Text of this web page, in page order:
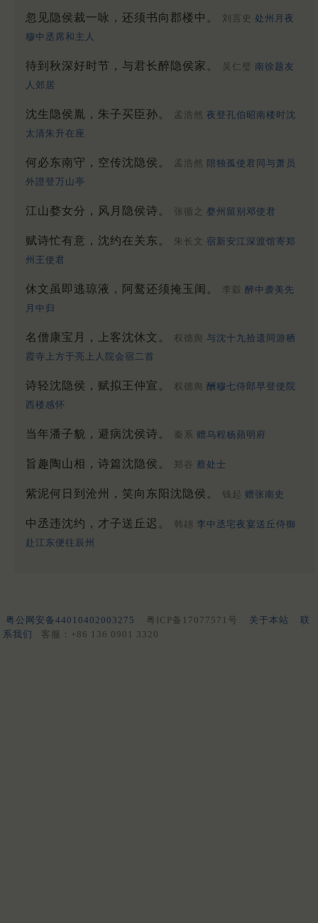
忽见隐侯裁一咏，还须书向郡楼中。 刘言史 处州月夜
穆中丞席和主人
待到秋深好时节，与君长醉隐侯家。 吴仁璧 南徐题友
人郊居
沈生隐侯胤，朱子买臣孙。 孟浩然 夜登孔伯昭南楼时沈
太清朱升在座
何必东南守，空传沈隐侯。 孟浩然 陪独孤使君同与萧员
外證登万山亭
江山婺女分，风月隐侯诗。 张循之 婺州留别邓使君
赋诗忙有意，沈约在关东。 朱长文 宿新安江深渡馆寄郑
州王使君
休文虽即逃琼液，阿鹜还须掩玉闺。 李縠 醉中袭美先
月中归
名僧康宝月，上客沈休文。 权德舆 与沈十九拾遗同游栖
霞寺上方于亮上人院会宿二首
诗轻沈隐侯，赋拟王仲宣。 权德舆 酬穆七侍郎早登使院
西楼感怀
当年潘子貌，避病沈侯诗。 秦系 赠乌程杨蘋明府
旨趣陶山相，诗篇沈隐侯。 郑谷 蔡处士
紫泥何日到沧州，笑向东阳沈隐侯。 钱起 赠张南史
中丞违沈约，才子送丘迟。 韩翃 李中丞宅夜宴送丘侍御
赴江东便往辰州
粤公网安备44010402003275 粤ICP备17077571号 关于本站
联
系我们
客服：+86 136 0901 3320